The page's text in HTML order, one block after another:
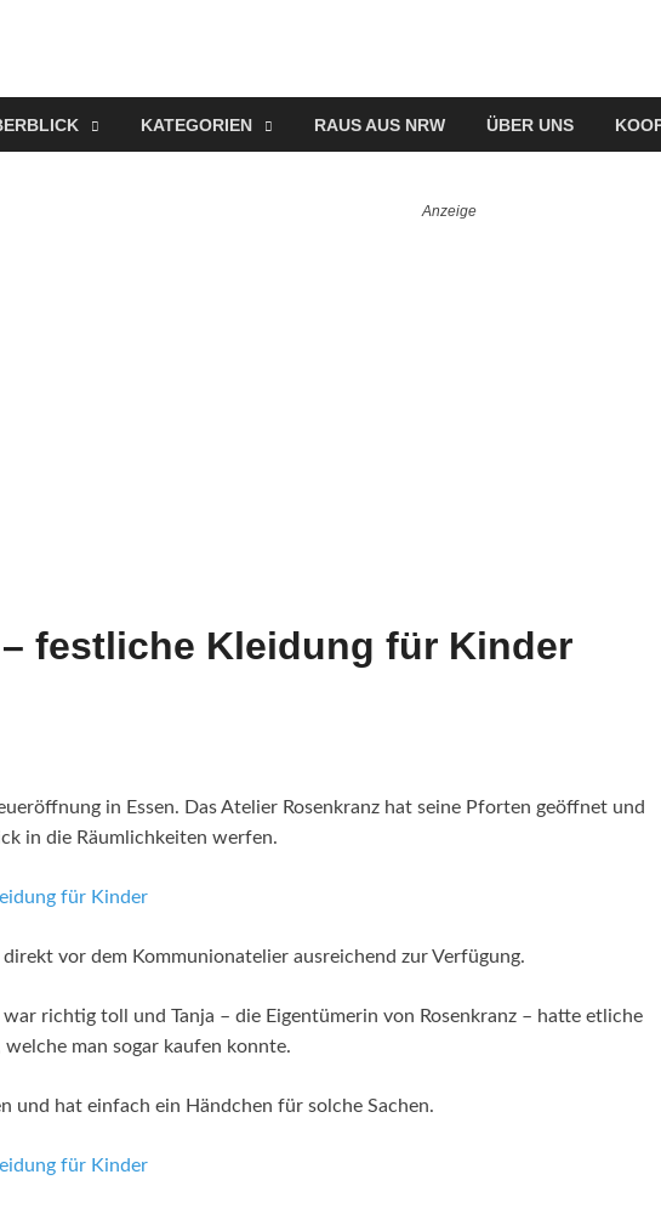
KATEGORIEN RAUS AUS NRW ÜBER UNS
festliche Kleidung für Kinder
in Essen. Das Atelier Rosenkranz hat seine Pforten geöffnet und
in die Räumlichkeiten werfen.
vor dem Kommunionatelier ausreichend zur Verfügung.
richtig toll und Tanja – die Eigentümerin von Rosenkranz – hatte etliche
man sogar kaufen konnte.
und hat einfach ein Händchen für solche Sachen.